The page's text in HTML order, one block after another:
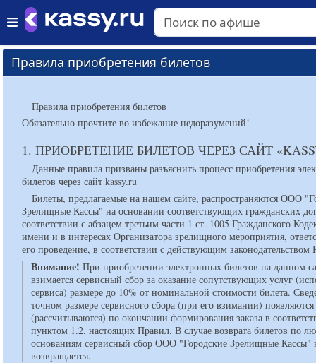
Правила приобретения билетов
Правила приобретения билетов
Обязательно прочтите во избежание недоразумений!
1. ПРИОБРЕТЕНИЕ БИЛЕТОВ ЧЕРЕЗ САЙТ
Данные правила призваны разъяснить процесс приобретения
билетов через сайт kassy.ru
Билеты, предлагаемые на нашем сайте, распространяются ООО
Зрелищные Кассы" на основании соответствующих гражданских
соответствии с абзацем третьим части 1 ст. 1005 Гражданского
имени и в интересах Организатора зрелищного мероприятия,
его проведение, в соответствии с действующим
Внимание! При приобретении электронных билетов на данном
взимается сервисный сбор за оказание сопутствующих услуг
сервиса) размере до 10% от номинальной стоимости билета.
точном размере сервисного сбора (при его взимании) появляются
(рассчитываются) по окончании формирования заказа в
пунктом 1.2. настоящих Правил. В случае возврата билетов по
основаниям сервисный сбор ООО "Городские Зрелищные Кассы"
возвращается.